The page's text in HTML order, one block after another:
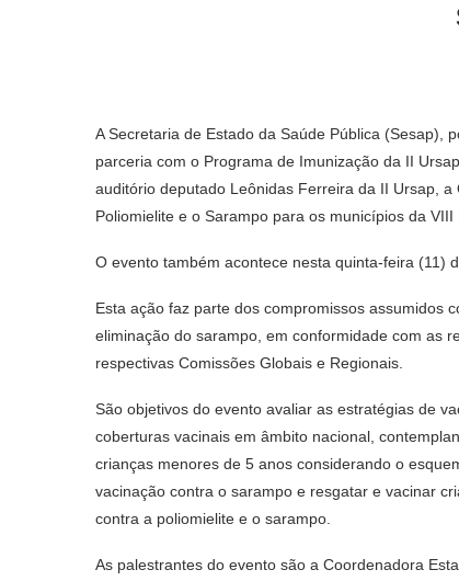
A Secretaria de Estado da Saúde Pública (Sesap),
parceria com o Programa de Imunização da II
auditório deputado Leônidas Ferreira da II Ursap,
Poliomielite e o Sarampo para os municípios da VIII
O evento também acontece nesta quinta-feira (11)
Esta ação faz parte dos compromissos assumidos
eliminação do sarampo, em conformidade com as
respectivas Comissões Globais e Regionais.
São objetivos do evento avaliar as estratégias de
coberturas vacinais em âmbito nacional,
crianças menores de 5 anos considerando o
vacinação contra o sarampo e resgatar e vacinar
contra a poliomielite e o sarampo.
As palestrantes do evento são a Coordenadora